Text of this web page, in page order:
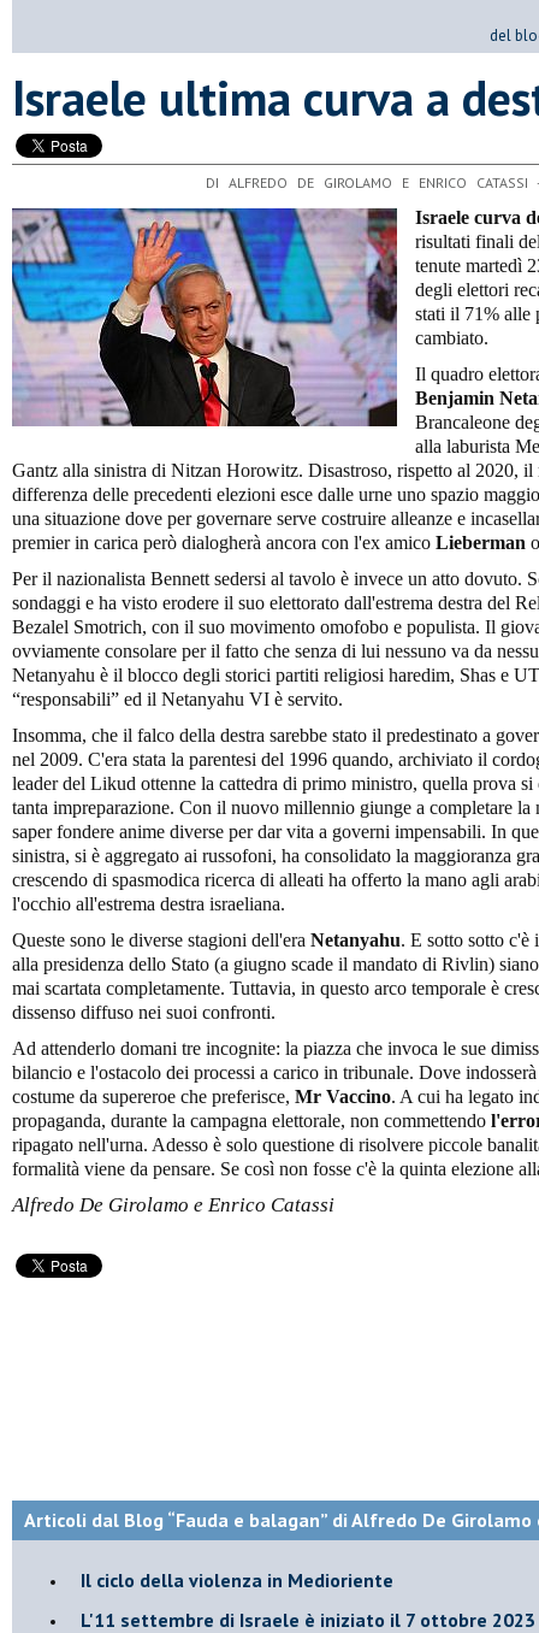
del
Israele ultima curva a
DI ALFREDO DE GIROLAMO E ENRICO
Israele curva
risultati finali
tenute martedì
degli elettori
stati il 71% alle
cambiato.
Il quadro
Benjamin
Brancaleone
alla laburista
Gantz alla sinistra di Nitzan Horowitz. Disastroso, rispetto al 2020, il
differenza delle precedenti elezioni esce dalle urne uno spazio
una situazione dove per governare serve costruire alleanze e
premier in carica però dialogherà ancora con l'ex amico Lieberman
Per il nazionalista Bennett sedersi al tavolo è invece un atto dovuto.
sondaggi e ha visto erodere il suo elettorato dall'estrema destra del
Bezalel Smotrich, con il suo movimento omofobo e populista. Il
ovviamente consolare per il fatto che senza di lui nessuno va da
Netanyahu è il blocco degli storici partiti religiosi haredim, Shas e
“responsabili” ed il Netanyahu VI è servito.
Insomma, che il falco della destra sarebbe stato il predestinato a
nel 2009. C'era stata la parentesi del 1996 quando, archiviato il
leader del Likud ottenne la cattedra di primo ministro, quella prova
tanta impreparazione. Con il nuovo millennio giunge a completare
saper fondere anime diverse per dar vita a governi impensabili. In
sinistra, si è aggregato ai russofoni, ha consolidato la maggioranza
crescendo di spasmodica ricerca di alleati ha offerto la mano agli
l'occhio all'estrema destra israeliana.
Queste sono le diverse stagioni dell'era Netanyahu. E sotto sotto c'è
alla presidenza dello Stato (a giugno scade il mandato di Rivlin)
mai scartata completamente. Tuttavia, in questo arco temporale è
dissenso diffuso nei suoi confronti.
Ad attenderlo domani tre incognite: la piazza che invoca le sue
bilancio e l'ostacolo dei processi a carico in tribunale. Dove
costume da supereroe che preferisce, Mr Vaccino. A cui ha legato
propaganda, durante la campagna elettorale, non commettendo
ripagato nell'urna. Adesso è solo questione di risolvere piccole
formalità viene da pensare. Se così non fosse c'è la quinta elezione
Alfredo De Girolamo e Enrico Catassi
Articoli dal Blog “Fauda e balagan” di Alfredo De Girolamo
Il ciclo della violenza in Medioriente
L'11 settembre di Israele è iniziato il 7 ottobre 2023